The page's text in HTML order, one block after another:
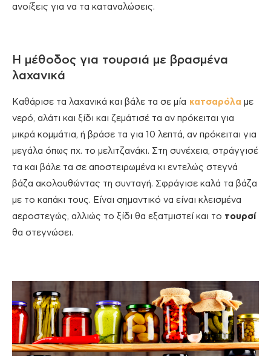
ανοίξεις για να τα καταναλώσεις.
Η μέθοδος για τουρσιά με βρασμένα
λαχανικά
Καθάρισε τα λαχανικά και βάλε τα σε μία κατσαρόλα με
νερό, αλάτι και ξίδι και ζεμάτισέ τα αν πρόκειται για
μικρά κομμάτια, ή βράσε τα για 10 λεπτά, αν πρόκειται για
μεγάλα όπως πχ. το μελιτζανάκι. Στη συνέχεια, στράγγισέ
τα και βάλε τα σε αποστειρωμένα κι εντελώς στεγνά
βάζα ακολουθώντας τη συνταγή. Σφράγισε καλά τα βάζα
με το καπάκι τους. Είναι σημαντικό να είναι κλεισμένα
αεροστεγώς, αλλιώς το ξίδι θα εξατμιστεί και το τουρσί
θα στεγνώσει.